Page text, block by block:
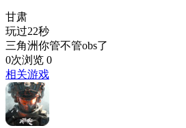
甘肃
玩过22秒
三角洲你管不管obs了
0次浏览 0
相关游戏